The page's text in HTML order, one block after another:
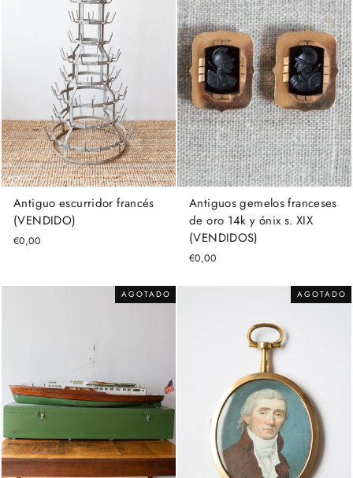
Antiguo escurridor francés
(VENDIDO)
€0,00
Antiguos gemelos franceses
de oro 14k y ónix s. XIX
(VENDIDOS)
€0,00
AGOTADO AGOTADO